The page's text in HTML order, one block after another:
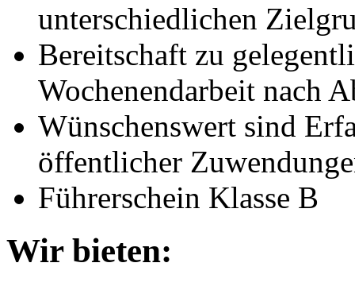
unterschiedlichen
Bereitschaft zu
Wochenendarbeit nach
Wünschenswert sind
öffentlicher
Führerschein Klasse B
Wir bieten: